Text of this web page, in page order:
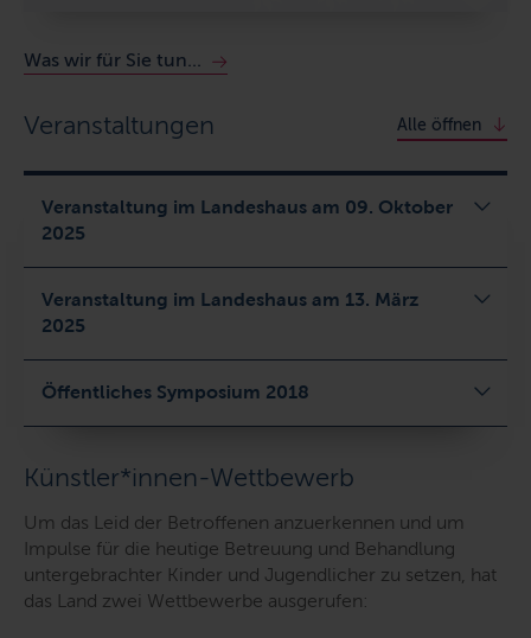
Was wir für Sie tun...
Veranstaltungen Alle öffnen
Veranstaltung im Landeshaus am 09. Oktober
2025
Veranstaltung im Landeshaus am 13. März
2025
Öffentliches Symposium 2018
Künstler*innen-Wettbewerb
Um das Leid der Betroffenen anzuerkennen und um
Impulse für die heutige Betreuung und Behandlung
untergebrachter Kinder und Jugendlicher zu setzen, hat
das Land zwei Wettbewerbe ausgerufen: